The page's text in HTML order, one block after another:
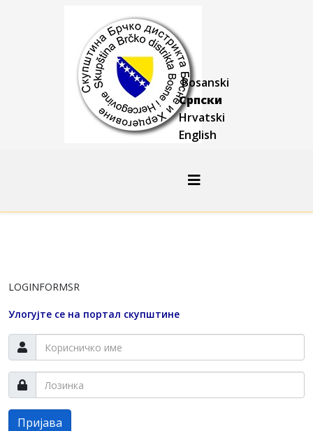
Bosanski
Српски
Hrvatski
English
LOGINFORMSR
Улогујте се на портал скупштине
Пријава